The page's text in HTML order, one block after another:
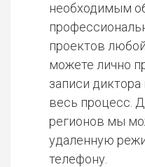
необходимым
проектов
можете лично
записи
весь процесс.
регионов мы
удаленную
телефону.